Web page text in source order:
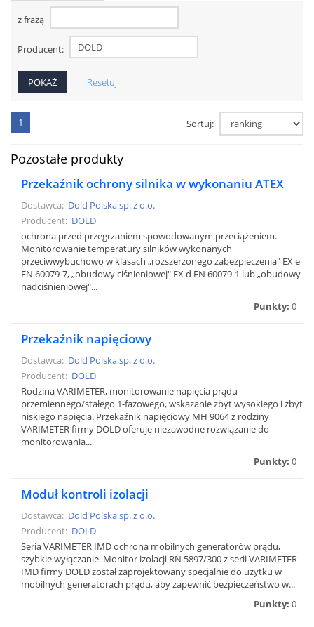
z frazą
Producent:
Resetuj
1 Sortuj:
Pozostałe produkty
Przekaźnik ochrony silnika w wykonaniu ATEX
Dostawca: Dold Polska sp. z o.o.
Producent: DOLD
ochrona przed przegrzaniem spowodowanym przeciążeniem.
Monitorowanie temperatury silników wykonanych
przeciwwybuchowo w klasach „rozszerzonego zabezpieczenia" EX e
EN 60079-7, „obudowy ciśnieniowej" EX d EN 60079-1 lub „obudowy
nadciśnieniowej"...
Punkty: 0
Przekaźnik napięciowy
Dostawca: Dold Polska sp. z o.o.
Producent: DOLD
Rodzina VARIMETER, monitorowanie napięcia prądu
przemiennego/stałego 1-fazowego, wskazanie zbyt wysokiego i zbyt
niskiego napięcia. Przekaźnik napięciowy MH 9064 z rodziny
VARIMETER firmy DOLD oferuje niezawodne rozwiązanie do
monitorowania...
Punkty: 0
Moduł kontroli izolacji
Dostawca: Dold Polska sp. z o.o.
Producent: DOLD
Seria VARIMETER IMD ochrona mobilnych generatorów prądu,
szybkie wyłączanie. Monitor izolacji RN 5897/300 z serii VARIMETER
IMD firmy DOLD został zaprojektowany specjalnie do użytku w
mobilnych generatorach prądu, aby zapewnić bezpieczeństwo w...
Punkty: 0